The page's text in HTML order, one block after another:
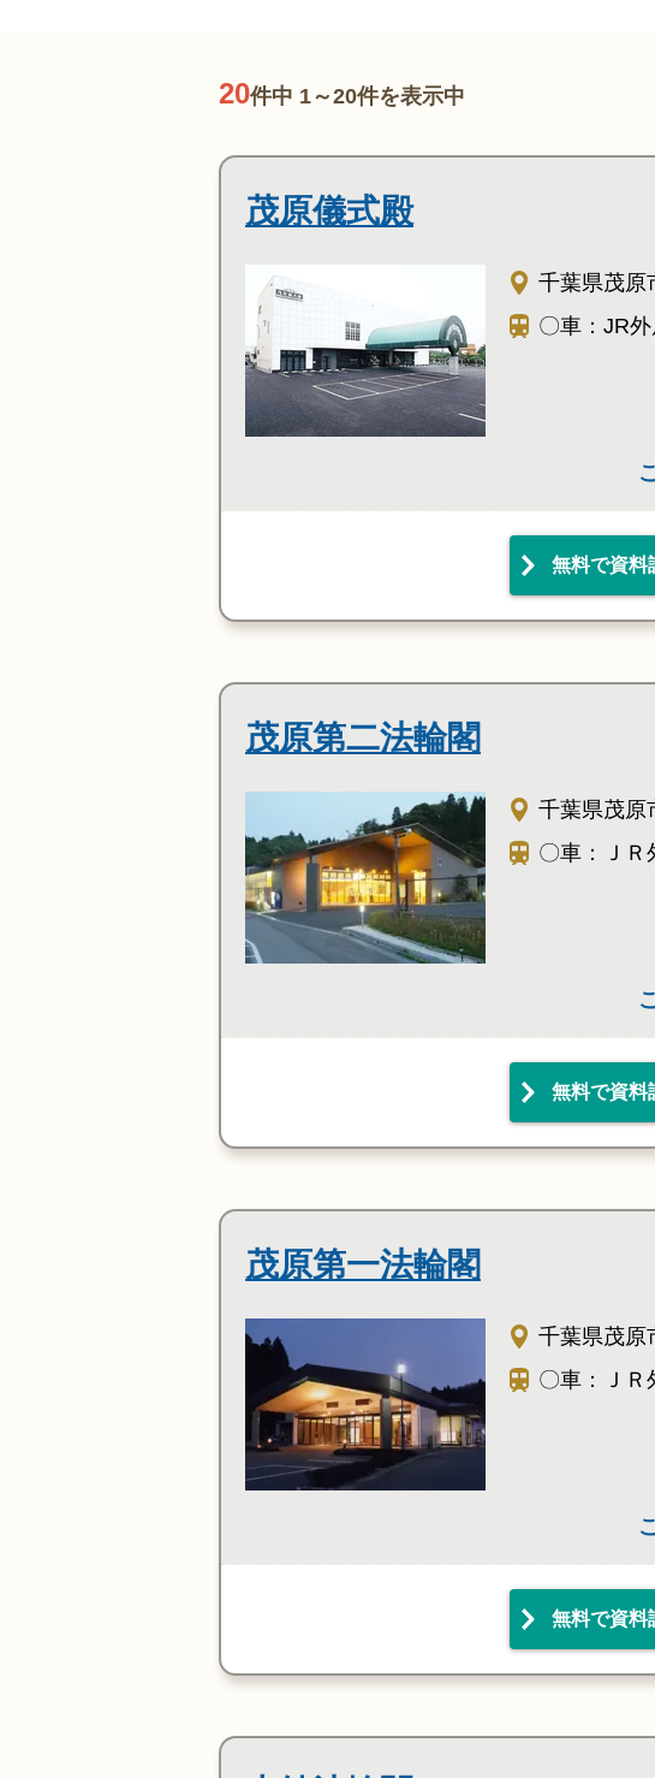
20件中 1～20件を表示中
茂原儀式殿
千葉県茂原
〇車：JR
無料で資料
茂原第二法輪閣
千葉県茂原
〇車：ＪＲ
無料で資料
茂原第一法輪閣
千葉県茂原
〇車：ＪＲ
無料で資料